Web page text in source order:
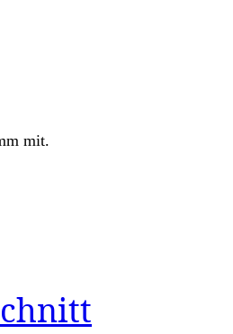
mit.